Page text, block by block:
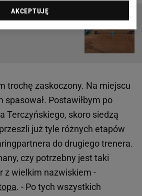
Kibice wstali z miejsc po
trochę zaskoczony. Na miejscu
spasował. Postawiłbym po
Terczyńskiego, skoro siedzą
już tyle różnych etapów
do drugiego trenera.
czy potrzebny jest taki
z wielkim nazwiskiem -
. - Po tych wszystkich
AKCEPTUJĘ